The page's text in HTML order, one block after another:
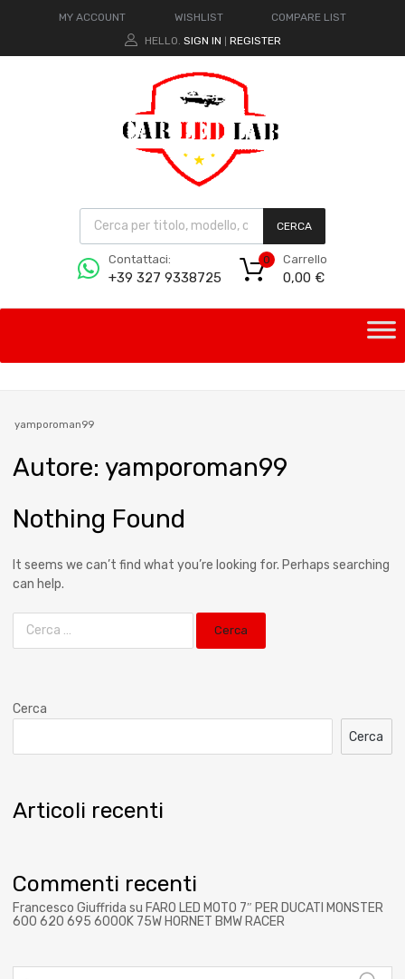
MY ACCOUNT WISHLIST
COMPARE LIST
HELLO. SIGN IN REGISTER
CERCA
Contattaci:
+39 327 9338725
Carrello
0,00 €
0
yamporoman99
Autore: yamporoman99
Nothing Found
It seems we can’t find what you’re looking for. Perhaps searching
can help.
Cerca
Cerca
Articoli recenti
Commenti recenti
Francesco Giuffrida su FARO LED MOTO 7″ PER DUCATI MONSTER
600 620 695 6000K 75W HORNET BMW RACER